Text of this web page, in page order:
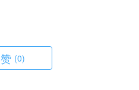
赞 (0)